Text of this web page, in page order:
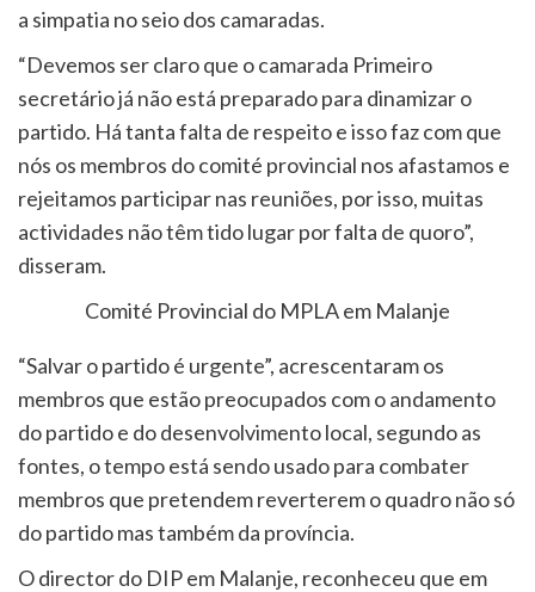
a simpatia no seio dos camaradas.
“Devemos ser claro que o camarada Primeiro
secretário já não está preparado para dinamizar o
partido. Há tanta falta de respeito e isso faz com que
nós os membros do comité provincial nos afastamos e
rejeitamos participar nas reuniões, por isso, muitas
actividades não têm tido lugar por falta de quoro”,
disseram.
Comité Provincial do MPLA em Malanje
“Salvar o partido é urgente”, acrescentaram os
membros que estão preocupados com o andamento
do partido e do desenvolvimento local, segundo as
fontes, o tempo está sendo usado para combater
membros que pretendem reverterem o quadro não só
do partido mas também da província.
O director do DIP em Malanje, reconheceu que em